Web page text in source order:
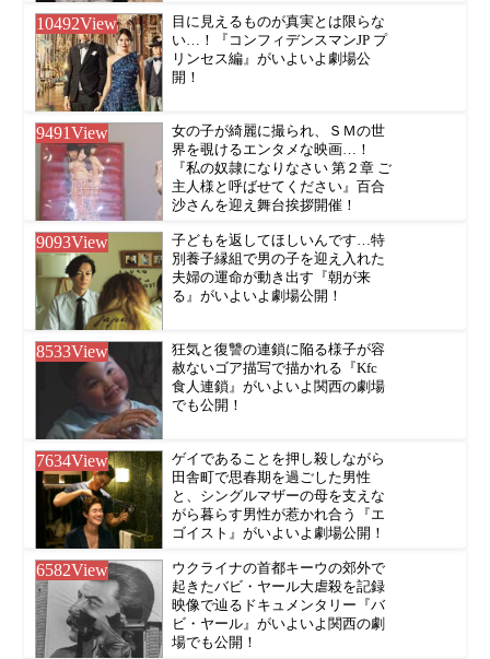
10492View
目に見えるものが真実とは限らな
い…！『コンフィデンスマンJP プ
リンセス編』がいよいよ劇場公
開！
9491View
女の子が綺麗に撮られ、ＳＭの世
界を覗けるエンタメな映画…！
『私の奴隷になりなさい 第２章 ご
主人様と呼ばせてください』百合
沙さんを迎え舞台挨拶開催！
9093View
子どもを返してほしいんです…特
別養子縁組で男の子を迎え入れた
夫婦の運命が動き出す『朝が来
る』がいよいよ劇場公開！
8533View
狂気と復讐の連鎖に陥る様子が容
赦ないゴア描写で描かれる『Kfc
食人連鎖』がいよいよ関西の劇場
でも公開！
7634View
ゲイであることを押し殺しながら
田舎町で思春期を過ごした男性
と、シングルマザーの母を支えな
がら暮らす男性が惹かれ合う『エ
ゴイスト』がいよいよ劇場公開！
6582View
ウクライナの首都キーウの郊外で
起きたバビ・ヤール大虐殺を記録
映像で辿るドキュメンタリー『バ
ビ・ヤール』がいよいよ関西の劇
場でも公開！